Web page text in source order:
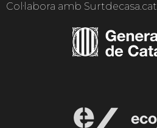
Col·labora amb Surtdecasa.cat